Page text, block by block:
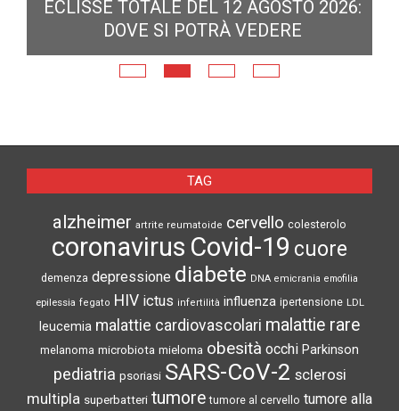
ECLISSE TOTALE DEL 12 AGOSTO 2026:
DOVE SI POTRÀ VEDERE
TAG
alzheimer artrite reumatoide cervello colesterolo
coronavirus Covid-19 cuore
demenza depressione diabete DNA emicrania emofilia
epilessia fegato HIV ictus infertilità influenza ipertensione LDL
leucemia malattie cardiovascolari malattie rare
melanoma microbiota mieloma obesità occhi Parkinson
pediatria psoriasi SARS-CoV-2 sclerosi
multipla superbatteri tumore tumore al cervello tumore alla